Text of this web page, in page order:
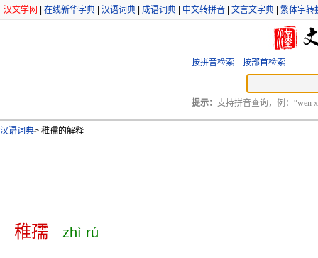
汉文学网 在线新华字典 汉语词典 成语词典 中文转拼音 文言文字典 繁体字转
按拼音检索 按部首检索
提示： 支持拼音查询，例：“wen
汉语词典> 稚孺的解释
稚孺 zhì rú